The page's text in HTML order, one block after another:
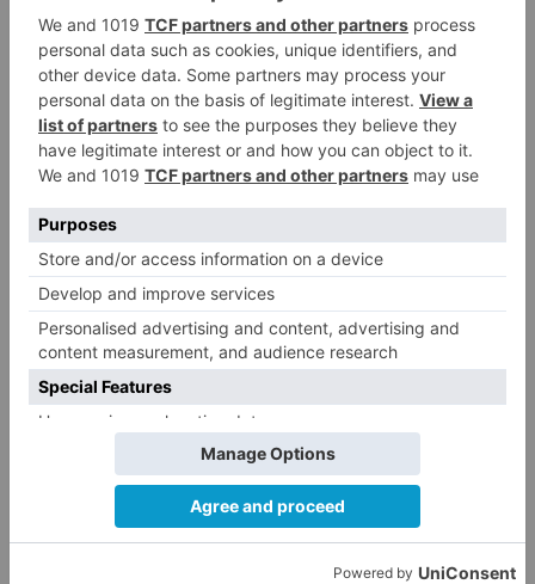
vox niega apoyo presupuestos acusa
pp
incumplimientos
sistemáticos
LO + VISTO
1
Fallece un ciclista en Burgos tras
avisar otro conductor que se
había caído de la bicicleta
2
Villatoro da el primer paso para
inicio de la senda peatonal y
ciclista
Un hombre de 80 años resulta
herido en Burgos tras la colisión
entre un turismo y un camión